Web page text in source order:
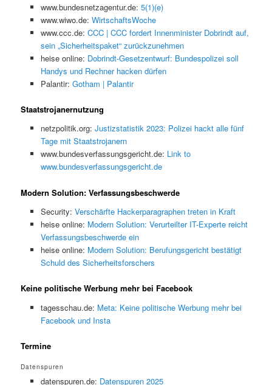
www.bundesnetzagentur.de: 5(1)(e)
www.wiwo.de: WirtschaftsWoche
www.ccc.de: CCC | CCC fordert Innenminister Dobrindt auf,
sein „Sicherheitspaket“ zurückzunehmen
heise online: Dobrindt-Gesetzentwurf: Bundespolizei soll
Handys und Rechner hacken dürfen
Palantir: Gotham | Palantir
Staatstrojanernutzung
netzpolitik.org: Justizstatistik 2023: Polizei hackt alle fünf
Tage mit Staatstrojanern
www.bundesverfassungsgericht.de: Link to
www.bundesverfassungsgericht.de
Modern Solution: Verfassungsbeschwerde
Security: Verschärfte Hackerparagraphen treten in Kraft
heise online: Modern Solution: Verurteilter IT-Experte reicht
Verfassungsbeschwerde ein
heise online: Modern Solution: Berufungsgericht bestätigt
Schuld des Sicherheitsforschers
Keine politische Werbung mehr bei Facebook
tagesschau.de: Meta: Keine politische Werbung mehr bei
Facebook und Insta
Termine
Datenspuren
datenspuren.de: Datenspuren 2025